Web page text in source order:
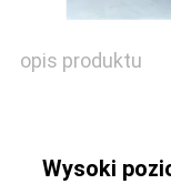
SPRAWY
opis produktu
Wysoki